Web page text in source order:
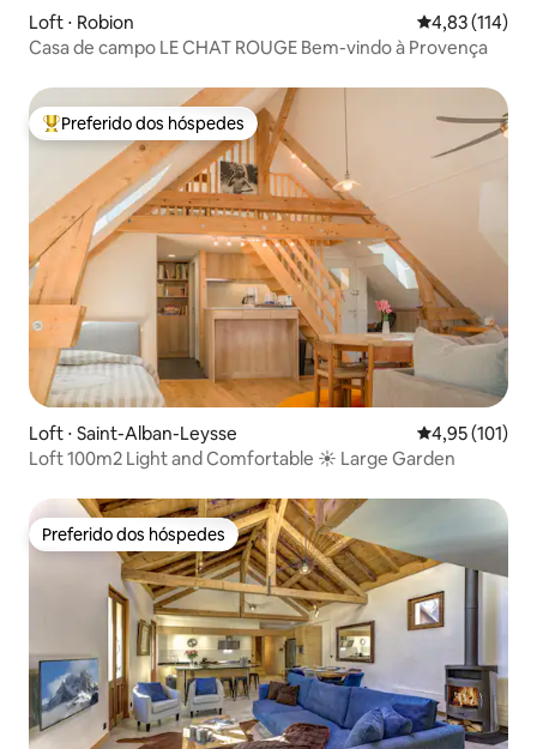
Loft ⋅ Robion 4,83 de uma
4,83 (114)
Casa de campo LE CHAT ROUGE Bem-vindo à Provença
Entre os melhores preferidos dos hóspedes
Preferido dos hóspedes
Loft ⋅ Saint-Alban-Leysse 4,95 de uma
4,95 (101)
Loft 100m2 Light and Comfortable ☀️ Large Garden
Preferido dos hóspedes
Preferido dos hóspedes